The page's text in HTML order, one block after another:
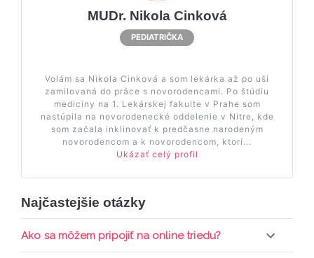
MUDr. Nikola Cinková
PEDIATRIČKA
Volám sa Nikola Cinková a som lekárka až po uši
zamilovaná do práce s novorodencami. Po štúdiu
medicíny na 1. Lekárskej fakulte v Prahe som
nastúpila na novorodenecké oddelenie v Nitre, kde
som začala inklinovať k predčasne narodeným
novorodencom a k novorodencom, ktorí...
Ukázať celý profil
Najčastejšie otázky
Ako sa môžem pripojiť na online triedu?